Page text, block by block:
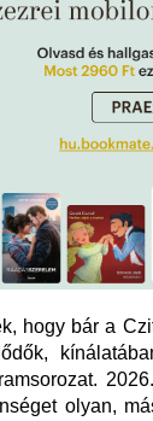
hogy bár a
olyan,